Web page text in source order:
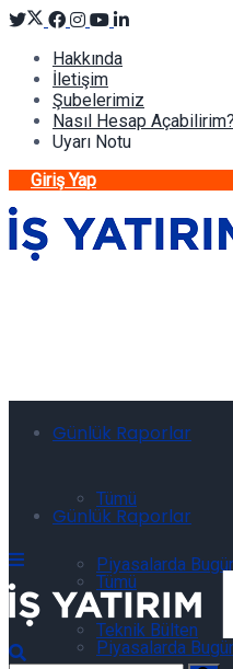
Hakkında
İletişim
Şubelerimiz
Nasıl Hesap Açabilirim?
Uyarı Notu
Giriş Yap
Günlük Raporlar
Tümü
Piyasalarda
Teknik Bülten
Günlük Raporlar
Tümü
Piyasalarda